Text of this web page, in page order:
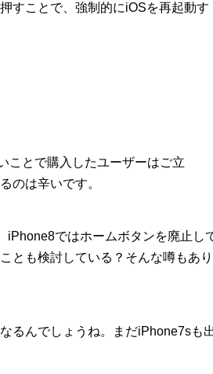
すことで、強制的にiOSを再起動す
ことで購入したユーザーはご立
のは辛いです。
iPhone8ではホームボタンを廃止し
とも検討している？そんな噂もあり
るんでしょうね。まだiPhone7sも